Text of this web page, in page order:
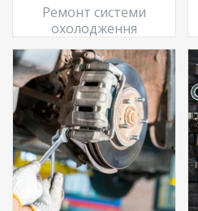
Ремонт системи
охолодження